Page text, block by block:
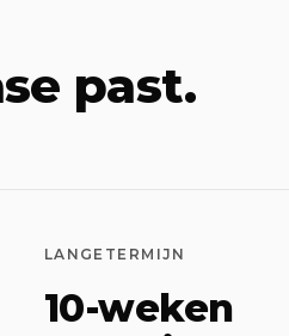
past.
LANGETERMIJN
10-weken